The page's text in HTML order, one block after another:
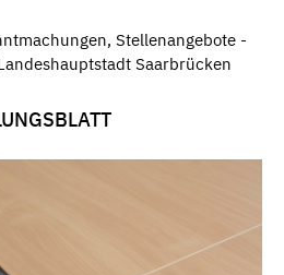
Stellenangebote -
Saarbrücken